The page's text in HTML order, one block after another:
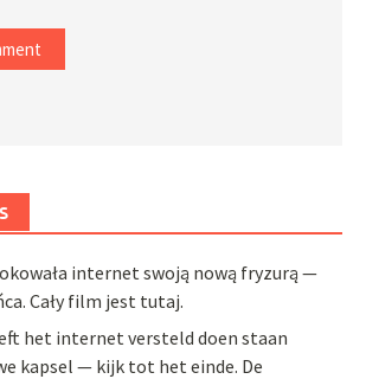
internet swoją nową fryzurą —
Cały film jest tutaj.
het internet versteld doen staan
kapsel — kijk tot het einde. De